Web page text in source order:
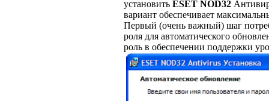
установить ESET NOD32
вариант обеспечивает
Первый (очень важный) шаг
роля для автоматического
роль в обеспечении поддержки